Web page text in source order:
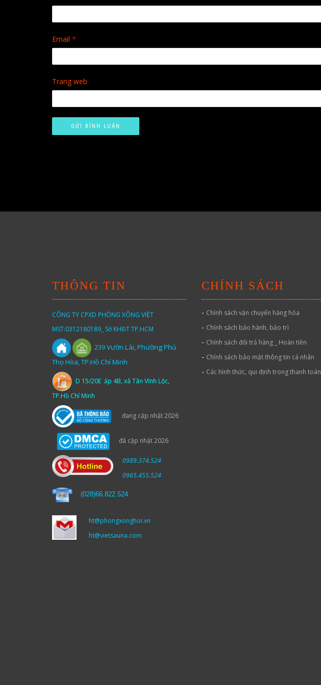
Email *
Trang web
THÔNG TIN
CÔNG TY CPXD PHÒNG XÔNG VIỆT
MST:0312180189_ Sở KHĐT TP.HCM
239Vườn Lài,Phường Phú
Thọ Hòa, TP.Hồ Chí Minh
D 15/20E ấp 4B, xã Tân Vĩnh Lộc,
TP.Hồ Chí Minh
đang cập nhật 2026
đã cập nhật 2026
0989.374.524
0965.455.524
(028)66.822.524
ht@phongxonghoi.vn
ht@vietsauna.com
CHÍNH SÁCH
- Chính sách vận chuyển hàng hóa
- Chính sách bảo hành, bảo trì
- Chính sách đổi trả hàng _ Hoàn tiền
- Chính sách bảo mật thông tin cá nhân
- Các hình thức, qui định trong thanh toán